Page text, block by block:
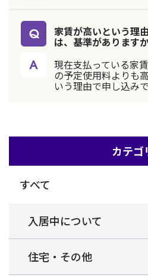
家賃が高いという理
は、基準がありますか
現在支払っている家
の予定使用料よりも
いう理由で申し込みで
カテゴ
すべて
入居中について
住宅・その他